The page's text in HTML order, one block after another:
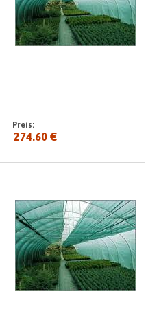
Preis:
274.60 €